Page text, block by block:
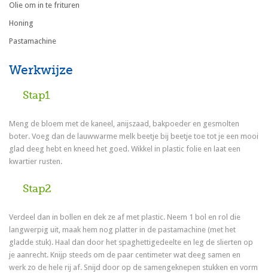
Olie om in te frituren
Honing
Pastamachine
Werkwijze
Stap1
Meng de bloem met de kaneel, anijszaad, bakpoeder en gesmolten
boter. Voeg dan de lauwwarme melk beetje bij beetje toe tot je een mooi
glad deeg hebt en kneed het goed. Wikkel in plastic folie en laat een
kwartier rusten.
Stap2
Verdeel dan in bollen en dek ze af met plastic. Neem 1 bol en rol die
langwerpig uit, maak hem nog platter in de pastamachine (met het
gladde stuk). Haal dan door het spaghettigedeelte en leg de slierten op
je aanrecht. Knijp steeds om de paar centimeter wat deeg samen en
werk zo de hele rij af. Snijd door op de samengeknepen stukken en vorm